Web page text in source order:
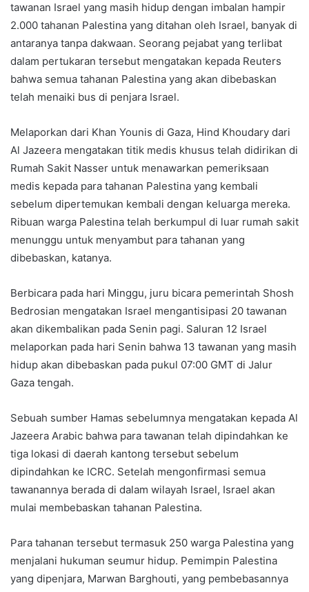
tawanan Israel yang masih hidup dengan imbalan hampir
2.000 tahanan Palestina yang ditahan oleh Israel, banyak di
antaranya tanpa dakwaan. Seorang pejabat yang terlibat
dalam pertukaran tersebut mengatakan kepada Reuters
bahwa semua tahanan Palestina yang akan dibebaskan
telah menaiki bus di penjara Israel.
Melaporkan dari Khan Younis di Gaza, Hind Khoudary dari
Al Jazeera mengatakan titik medis khusus telah didirikan di
Rumah Sakit Nasser untuk menawarkan pemeriksaan
medis kepada para tahanan Palestina yang kembali
sebelum dipertemukan kembali dengan keluarga mereka.
Ribuan warga Palestina telah berkumpul di luar rumah sakit
menunggu untuk menyambut para tahanan yang
dibebaskan, katanya.
Berbicara pada hari Minggu, juru bicara pemerintah Shosh
Bedrosian mengatakan Israel mengantisipasi 20 tawanan
akan dikembalikan pada Senin pagi. Saluran 12 Israel
melaporkan pada hari Senin bahwa 13 tawanan yang masih
hidup akan dibebaskan pada pukul 07:00 GMT di Jalur
Gaza tengah.
Sebuah sumber Hamas sebelumnya mengatakan kepada Al
Jazeera Arabic bahwa para tawanan telah dipindahkan ke
tiga lokasi di daerah kantong tersebut sebelum
dipindahkan ke ICRC. Setelah mengonfirmasi semua
tawanannya berada di dalam wilayah Israel, Israel akan
mulai membebaskan tahanan Palestina.
Para tahanan tersebut termasuk 250 warga Palestina yang
menjalani hukuman seumur hidup. Pemimpin Palestina
yang dipenjara, Marwan Barghouti, yang pembebasannya